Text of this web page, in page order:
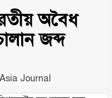
অবৈধ
জব্দ
Journal